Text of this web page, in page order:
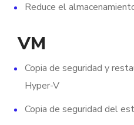
Reduce el
VM
Copia de seguridad y
Hyper-V
Copia de seguridad del